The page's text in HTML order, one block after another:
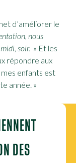
d’améliorer le
nous
soir. » Et les
répondre aux
enfants est
année. »
DES